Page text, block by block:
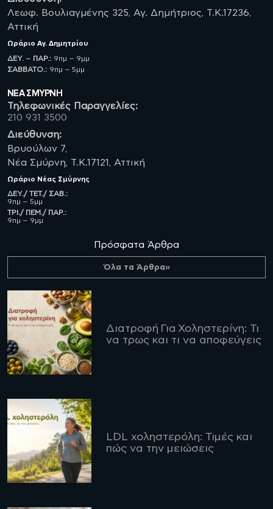
Λεωφ. Βουλιαγμένης 325, Αγ. Δημήτριος, Τ.Κ.17236,
Αττική
Ωράριο Αγ. Δημητρίου
ΔΕΥ. – ΠΑΡ.: 9πμ – 9μμ
ΣΑΒBATO.: 9πμ – 5μμ
ΝΈΑ ΣΜΥΡΝΗ
Τηλεφωνικές Παραγγελίες:
210 931 3500
Διεύθυνση:
Βρυούλων 7,
Νέα Σμύρνη, Τ.Κ.17121, Αττική
Ωράριο Νέας Σμύρνης
ΔΕΥ./ ΤΕΤ./ ΣΑΒ.:
9πμ – 5μμ
ΤΡΙ./ ΠΕΜ./ ΠΑΡ.:
9πμ – 9μμ
Πρόσφατα Άρθρα
Όλα τα Άρθρα»
Διατροφή Για Χοληστερίνη: Τι
να τρως και τι να αποφεύγεις
LDL χοληστερόλη: Τιμές και
πώς να την μειώσεις